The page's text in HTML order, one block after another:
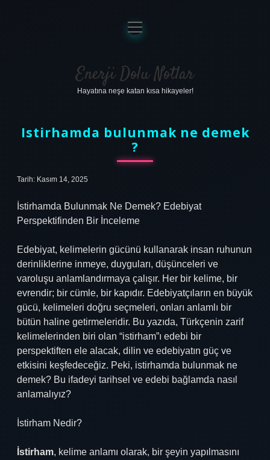
Anasayfa
Gizlilik Politikası
Yasal Uyarı
menüyü
aç
Enerji Dolu Notlar
Hayatına neşe katan kısa hikayeler!
Istirhamda bulunmak ne demek
?
Tarih: Kasım 14, 2025
İstirhamda Bulunmak Ne Demek? Edebiyat
Perspektifinden Bir İnceleme
Edebiyat, kelimelerin gücünü kullanarak insan ruhunun
derinliklerine inmeye, duyguları, düşünceleri ve
varoluşu anlamlandırmaya çalışır. Her bir kelime, bir
evrendir; bir cümle, bir kapıdır. Edebiyatçıların en büyük
gücü, kelimeleri doğru seçmeleri, onları anlamlı bir
bütün haline getirmeleridir. Bu yazıda, Türkçenin zarif
kelimelerinden biri olan “istirham”ı edebi bir
perspektiften ele alacak, dilin ve edebiyatın güç ve
etkisini keşfedeceğiz. Peki, istirhamda bulunmak ne
demek? Bu ifadeyi tarihsel ve edebi bağlamda nasıl
anlamalıyız?
İstirham Nedir?
İstirham, kelime anlamı olarak, bir şeyin yapılmasını